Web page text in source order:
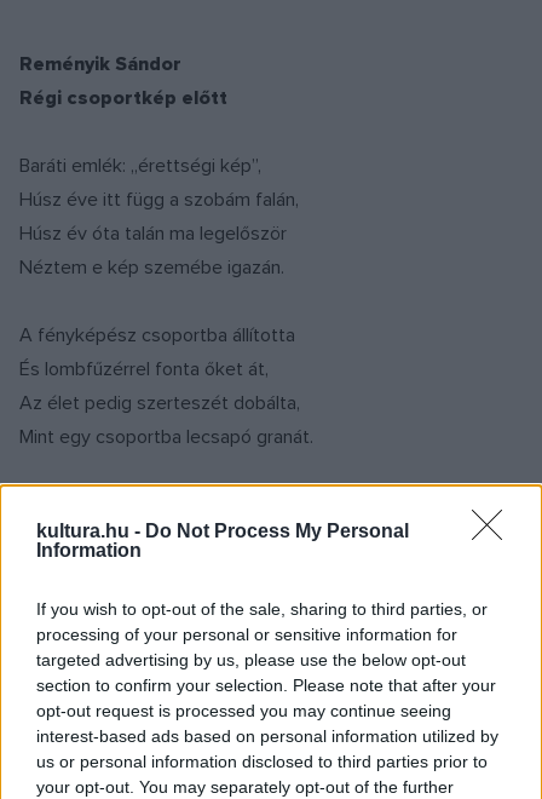
kultura.hu - Do Not Process My Personal
Information
If you wish to opt-out of the sale, sharing to third parties, or
processing of your personal or sensitive information for
targeted advertising by us, please use the below opt-out
section to confirm your selection. Please note that after your
opt-out request is processed you may continue seeing
interest-based ads based on personal information utilized by
us or personal information disclosed to third parties prior to
your opt-out. You may separately opt-out of the further
Reményik Sándor
Régi csoportkép előtt
Baráti emlék: „érettségi kép”,
Húsz éve itt függ a szobám falán,
Húsz év óta talán ma legelőször
Néztem e kép szemébe igazán.
A fényképész csoportba állította
És lombfűzérrel fonta őket át,
Az élet pedig szerteszét dobálta,
Mint egy csoportba lecsapó granát.
Egyik, gondolom, mezőségi pap, –
Porával éltet vadvirágokat.
Sápadt homlok a jobb sarokba fenn,
Kemény tornász, mindenkit letepert, -
S már akkor intett neki messziről
A temetőnél is szomorúbb kert.